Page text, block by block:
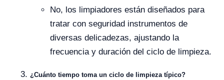
No, los limpiadores están diseñados para
tratar con seguridad instrumentos de
diversas delicadezas, ajustando la
frecuencia y duración del ciclo de limpieza.
¿Cuánto tiempo toma un ciclo de limpieza típico?